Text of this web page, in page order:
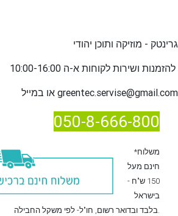
גרינטק - מוזיקה ותוכן יהודי
להזמנות ו
greentec.servise@gmail.com
050-8-666-800
*משלוח
חינם מעל
150 ש"ח -
בישראל
בלבדובדואר רשום , חו"ל- לפי משקל החבילה.